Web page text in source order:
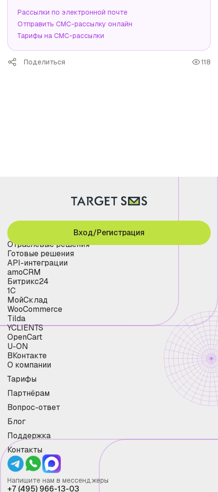
Рассылки по электронной почте
Отправить СМС-рассылку онлайн
Тарифы на СМС-рассылки
Поделиться 118
Отраслевые решения
Готовые решения
API-интеграции
amoCRM
Битрикс24
1С
МойСклад
WooCommerce
Tilda
YCLIENTS
OpenCart
U-ON
ВКонтакте
О компании
Тарифы
Партнёрам
Вопрос-ответ
Блог
Поддержка
Контакты
Вход/Регистрация
Напишите нам в мессенджеры
+7 (495) 966-13-03